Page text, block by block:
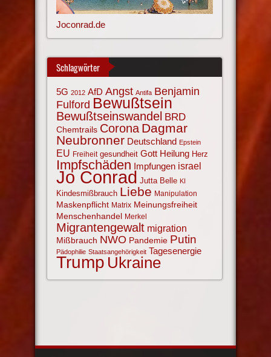
Joconrad.de
Schlagwörter
5G 2012 AfD Angst Antifa Benjamin
Fulford Bewußtsein
Bewußtseinswandel BRD
Chemtrails Corona Dagmar
Neubronner Deutschland Epstein
EU Freiheit gesundheit Gott Heilung Herz
Impfschäden Impfungen israel
Jo Conrad Jutta Belle KI
Kindesmißbrauch Liebe Manipulation
Maskenpflicht Matrix Meinungsfreiheit
Menschenhandel Merkel
Migrantengewalt migration
Mißbrauch NWO Pandemie Putin
Pädophilie Staatsangehörigkeit Tagesenergie
Trump Ukraine